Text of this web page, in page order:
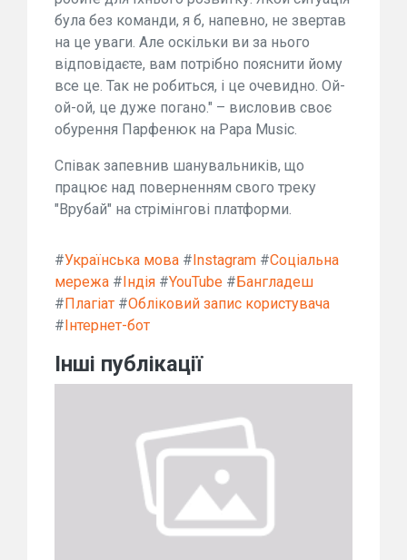
була без команди, я б, напевно, не звертав
на це уваги. Але оскільки ви за нього
відповідаєте, вам потрібно пояснити йому
все це. Так не робиться, і це очевидно. Ой-
ой-ой, це дуже погано." – висловив своє
обурення Парфенюк на Papa Music.
Співак запевнив шанувальників, що
працює над поверненням свого треку
"Врубай" на стрімінгові платформи.
#Українська мова # Instagram #Соціальна
мережа # Індія #YouTube # Бангладеш
# Плагіат #Обліковий запис користувача
# Інтернет-бот
Інші публікації